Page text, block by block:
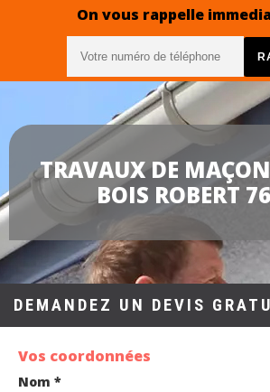
On vous rappelle
TRAVAUX DE
BOIS ROBERT
DEMANDEZ UN DEVIS
Vos coordonnées
Nom *